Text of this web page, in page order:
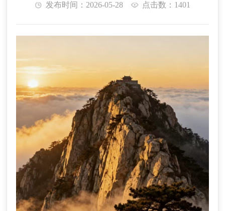
发布时间：2026-05-28 点击数：1401